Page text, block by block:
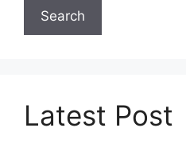
Search
Latest Post